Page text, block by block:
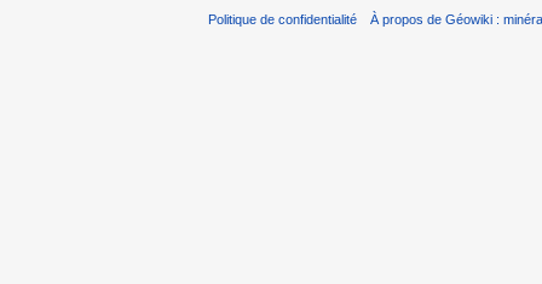
Politique de confidentialité À propos de Géowiki :